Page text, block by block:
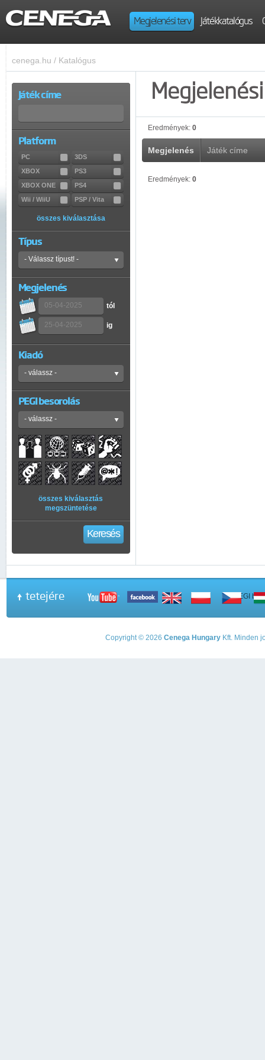
Megjelenési terv Játékkatalógus
cenega.hu / Katalógus
Játék címe
Platform
PC
3DS
XBOX
PS3
XBOX ONE
PS4
Wii / WiiU
PSP / Vita
összes kiválasztása
Típus
Megjelenés
tól
ig
Kiadó
PEGI besorolás
összes kiválasztás
megszüntetése
Keresés
Eredmények: 0
Megjelenés Játék címe
Eredmények: 0
tetejére A PEGI
Copyright © 2026 Cenega Hungary Kft. Minden